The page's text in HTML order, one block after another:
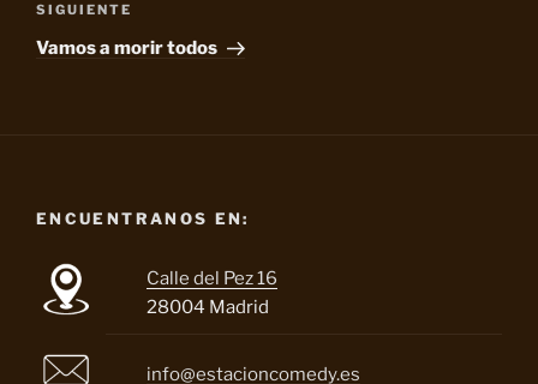
Siguiente
entrada
SIGUIENTE
Vamos a morir todos
ENCUENTRANOS EN:
Calle del Pez 16
28004 Madrid
info@estacioncomedy.es